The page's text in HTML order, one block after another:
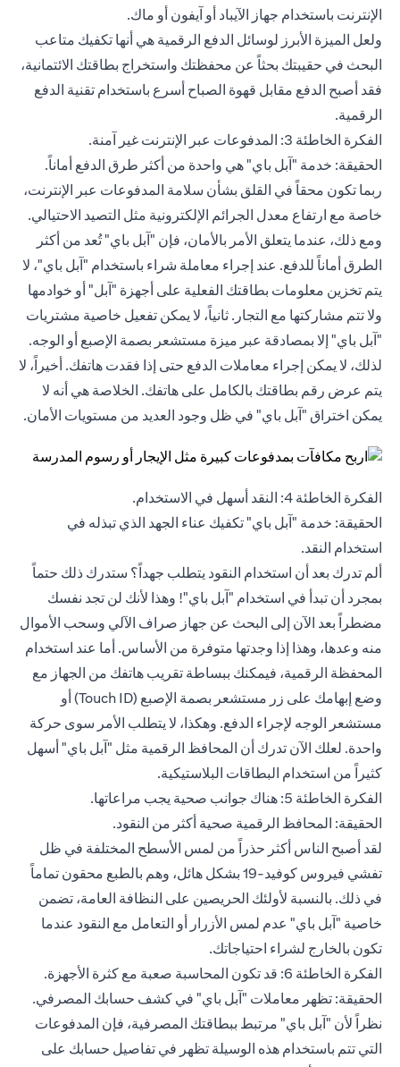
الإنترنت باستخدام جهاز الآيباد أو آيفون أو ماك.
ولعل الميزة الأبرز لوسائل الدفع الرقمية هي أنها تكفيك متاعب
البحث في حقيبتك بحثاً عن محفظتك واستخراج بطاقتك الائتمانية،
فقد أصبح الدفع مقابل قهوة الصباح أسرع باستخدام تقنية الدفع
الرقمية.
الفكرة الخاطئة 3: المدفوعات عبر الإنترنت غير آمنة.
الحقيقة: خدمة "آبل باي" هي واحدة من أكثر طرق الدفع أماناً.
ربما تكون محقاً في القلق بشأن سلامة المدفوعات عبر الإنترنت،
خاصة مع ارتفاع معدل الجرائم الإلكترونية مثل التصيد الاحتيالي.
ومع ذلك، عندما يتعلق الأمر بالأمان، فإن "آبل باي" تُعد من أكثر
الطرق أماناً للدفع. عند إجراء معاملة شراء باستخدام "آبل باي"، لا
يتم تخزين معلومات بطاقتك الفعلية على أجهزة "آبل" أو خوادمها
ولا تتم مشاركتها مع التجار. ثانياً، لا يمكن تفعيل خاصية مشتريات
"آبل باي" إلا بمصادقة عبر ميزة مستشعر بصمة الإصبع أو الوجه.
لذلك، لا يمكن إجراء معاملات الدفع حتى إذا فقدت هاتفك. أخيراً، لا
يتم عرض رقم بطاقتك بالكامل على هاتفك. الخلاصة هي أنه لا
يمكن اختراق "آبل باي" في ظل وجود العديد من مستويات الأمان.
الفكرة الخاطئة 4: النقد أسهل في الاستخدام.
الحقيقة: خدمة "آبل باي" تكفيك عناء الجهد الذي تبذله في
استخدام النقد.
ألم تدرك بعد أن استخدام النقود يتطلب جهداً؟ ستدرك ذلك حتماً
بمجرد أن تبدأ في استخدام "آبل باي"! وهذا لأنك لن تجد نفسك
مضطراً بعد الآن إلى البحث عن جهاز صراف الآلي وسحب الأموال
منه وعدها، وهذا إذا وجدتها متوفرة من الأساس. أما عند استخدام
المحفظة الرقمية، فيمكنك ببساطة تقريب هاتفك من الجهاز مع
وضع إبهامك على زر مستشعر بصمة الإصبع (Touch ID) أو
مستشعر الوجه لإجراء الدفع. وهكذا، لا يتطلب الأمر سوى حركة
واحدة. لعلك الآن تدرك أن المحافظ الرقمية مثل "آبل باي" أسهل
كثيراً من استخدام البطاقات البلاستيكية.
الفكرة الخاطئة 5: هناك جوانب صحية يجب مراعاتها.
الحقيقة: المحافظ الرقمية صحية أكثر من النقود.
لقد أصبح الناس أكثر حذراً من لمس الأسطح المختلفة في ظل
تفشي فيروس كوفيد-19 بشكل هائل، وهم بالطبع محقون تماماً
في ذلك. بالنسبة لأولئك الحريصين على النظافة العامة، تضمن
خاصية "آبل باي" عدم لمس الأزرار أو التعامل مع النقود عندما
تكون بالخارج لشراء احتياجاتك.
الفكرة الخاطئة 6: قد تكون المحاسبة صعبة مع كثرة الأجهزة.
الحقيقة: تظهر معاملات "آبل باي" في كشف حسابك المصرفي.
نظراً لأن "آبل باي" مرتبط ببطاقتك المصرفية، فإن المدفوعات
التي تتم باستخدام هذه الوسيلة تظهر في تفاصيل حسابك على